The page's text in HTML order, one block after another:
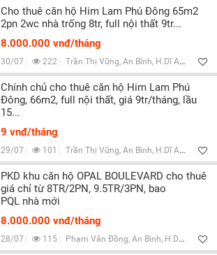
Cho thuê căn hộ Him Lam Phú Đông 65m2
2pn 2wc nhà trống 8tr, full nội thất 9tr...
8.000.000 vnđ/tháng
30/07 222 Trần Thị Vững, An Bình, H.Dĩ An, Bình Dương
Chính chủ cho thuê căn hộ Him Lam Phú
Đông, 66m2, full nội thất, giá 9tr/tháng, lầu
15...
9 vnđ/tháng
29/07 101 Trần Thị Vững, An Bình, H.Dĩ An, Bình Dương
PKD khu căn hộ OPAL BOULEVARD cho thuê
giá chỉ từ 8TR/2PN, 9.5TR/3PN, bao
PQL nhà mới
8.000.000 vnđ/tháng
28/07 115 Phạm Văn Đồng, An Bình, H.Dĩ An, Bình Dương